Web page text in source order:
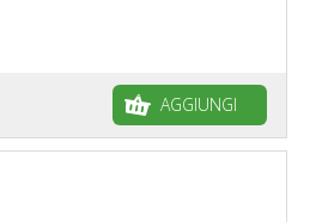
AGGIUNGI